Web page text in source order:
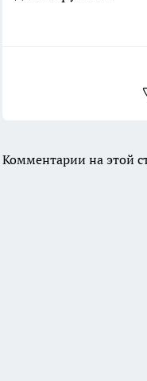
Комментарии на этой